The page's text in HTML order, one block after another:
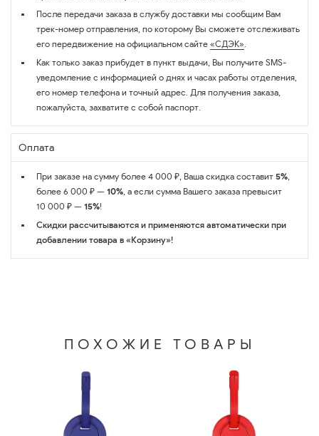
После передачи заказа в службу доставки мы сообщим Вам
трек-номер отправления, по которому Вы сможете отслеживать
его передвижение на официальном сайте «СДЭК».
Как только заказ прибудет в пункт выдачи, Вы получите SMS-
уведомление с информацией о днях и часах работы отделения,
его номер телефона и точный адрес. Для получения заказа,
пожалуйста, захватите с собой паспорт.
Оплата
При заказе на сумму более 4 000 ₽, Ваша скидка составит 5%,
более 6 000 ₽ — 10%, а если сумма Вашего заказа превысит
10 000 ₽ — 15%!
Скидки рассчитываются и применяются автоматически при
добавлении товара в «Корзину»!
ПОХОЖИЕ ТОВАРЫ